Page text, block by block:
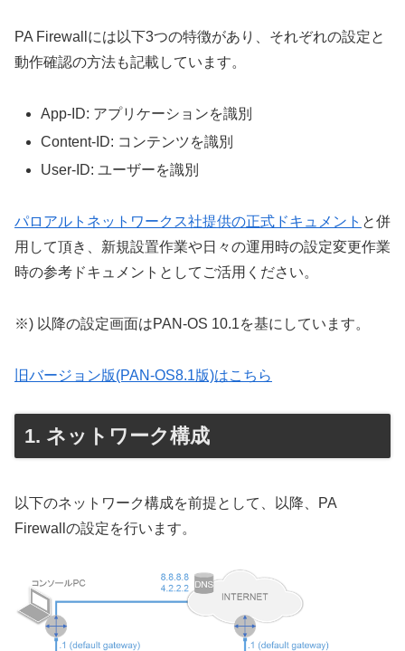
PA Firewallには以下3つの特徴があり、それぞれの設定と
動作確認の方法も記載しています。
App-ID: アプリケーションを識別
Content-ID: コンテンツを識別
User-ID: ユーザーを識別
パロアルトネットワークス社提供の正式ドキュメント と併
用して頂き、新規設置作業や日々の運用時の設定変更作業
時の参考ドキュメントとしてご活用ください。
※) 以降の設定画面はPAN-OS 10.1を基にしています。
旧バージョン版(PAN-OS8.1版)はこちら
ネットワーク構成
以下のネットワーク構成を前提として、以降、PA
Firewallの設定を行います。